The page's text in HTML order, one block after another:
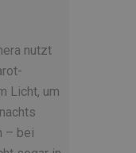
nutzt
Licht, um
– bei